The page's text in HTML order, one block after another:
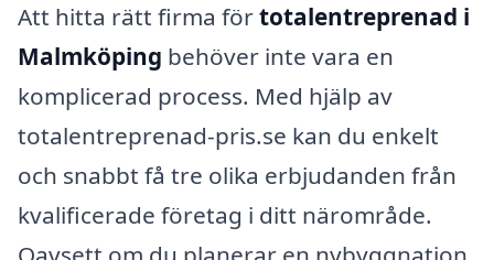
Att hitta rätt firma förtotalentreprenad i
Malmköping behöver inte vara en
komplicerad process. Med hjälp av
totalentreprenad-pris.se kan du enkelt
och snabbt få tre olika erbjudanden från
kvalificerade företag i ditt närområde.